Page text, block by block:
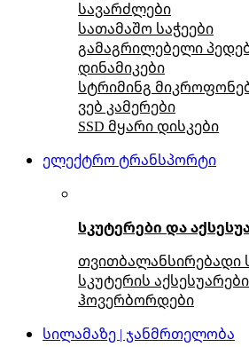
სავარძლები
სათამაშო საჭეები
გამაგრილებელი
დინამიკები
სტრიმინგ
ვებ კამერები
SSD მყარი დისკები
ელექტრო ტრანსპორტი
სკუტერები და
თვითბალანსირებადი
სკუტერის აქსესუარები
ჰოვერბორდები
სილამაზე | ჯანმრთელობა